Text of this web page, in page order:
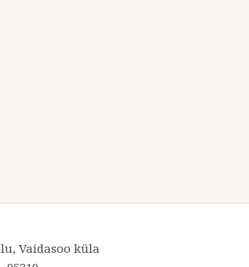
Vaidasoo küla